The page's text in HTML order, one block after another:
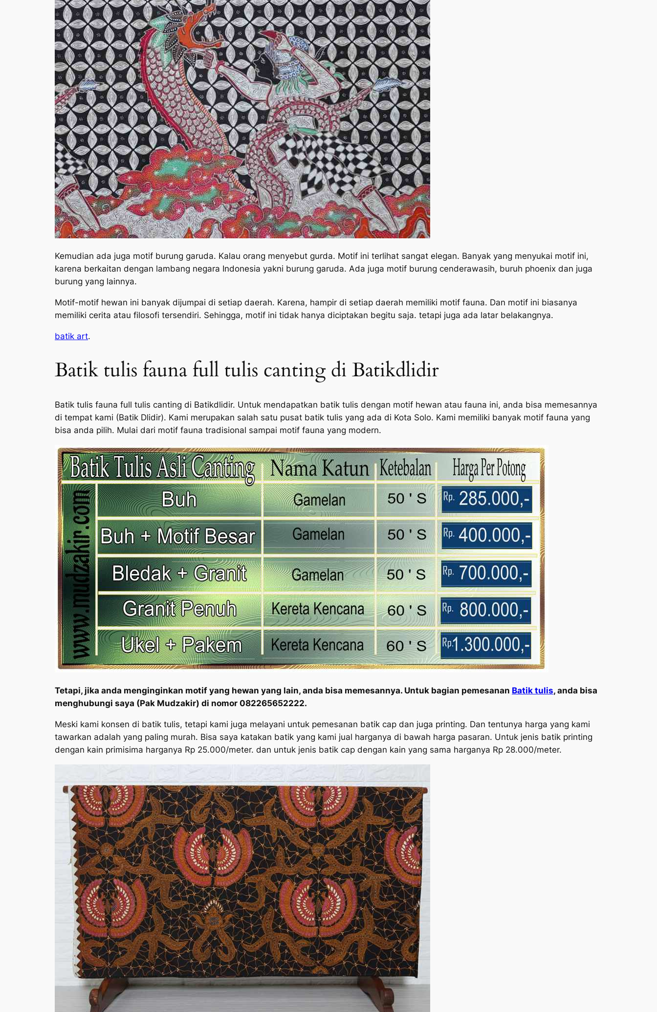
Kemudian ada juga motif burung garuda. Kalau orang menyebut gurda. Motif ini terlihat sangat elegan. Banyak yang menyukai motif ini,
karena berkaitan dengan lambang negara Indonesia yakni burung garuda. Ada juga motif burung cenderawasih, buruh phoenix dan juga
burung yang lainnya.
Motif-motif hewan ini banyak dijumpai di setiap daerah. Karena, hampir di setiap daerah memiliki motif fauna. Dan motif ini biasanya
memiliki cerita atau filosofi tersendiri. Sehingga, motif ini tidak hanya diciptakan begitu saja. tetapi juga ada latar belakangnya.
batik art.
Batik tulis fauna full tulis canting di Batikdlidir
Batik tulis fauna full tulis canting di Batikdlidir. Untuk mendapatkan batik tulis dengan motif hewan atau fauna ini, anda bisa memesannya
di tempat kami (Batik Dlidir). Kami merupakan salah satu pusat batik tulis yang ada di Kota Solo. Kami memiliki banyak motif fauna yang
bisa anda pilih. Mulai dari motif fauna tradisional sampai motif fauna yang modern.
Tetapi, jika anda menginginkan motif yang hewan yang lain, anda bisa memesannya. Untuk bagian pemesanan Batik tulis, anda bisa
menghubungi saya (Pak Mudzakir) di nomor 082265652222.
Meski kami konsen di batik tulis, tetapi kami juga melayani untuk pemesanan batik cap dan juga printing. Dan tentunya harga yang kami
tawarkan adalah yang paling murah. Bisa saya katakan batik yang kami jual harganya di bawah harga pasaran. Untuk jenis batik printing
dengan kain primisima harganya Rp 25.000/meter. dan untuk jenis batik cap dengan kain yang sama harganya Rp 28.000/meter.